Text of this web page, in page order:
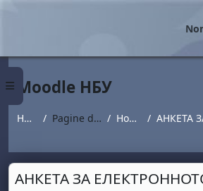
Pannello laterale
Moodle НБУ
Home Pagine del sito Новини
АНКЕТА ЗА